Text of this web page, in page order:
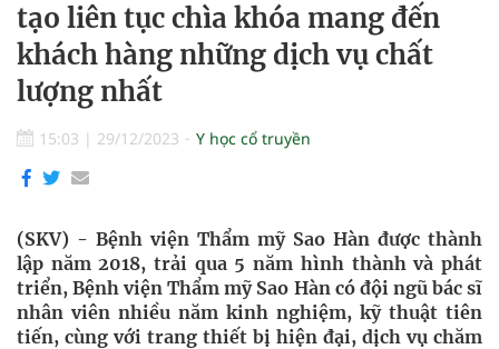
tạo liên tục chìa khóa mang đến
khách hàng những dịch vụ chất
lượng nhất
15:03 | 29/12/2023 Y học cổ truyền
(SKV) - Bệnh viện Thẩm mỹ Sao Hàn được thành
lập năm 2018, trải qua 5 năm hình thành và phát
triển, Bệnh viện Thẩm mỹ Sao Hàn có đội ngũ bác sĩ
nhân viên nhiều năm kinh nghiệm, kỹ thuật tiên
tiến, cùng với trang thiết bị hiện đại, dịch vụ chăm